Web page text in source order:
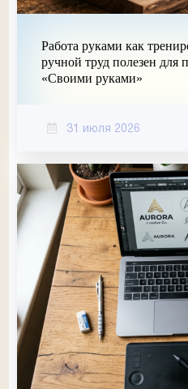
Работа руками как
ручной труд полезен для
«Своими руками»
31 июля 2026